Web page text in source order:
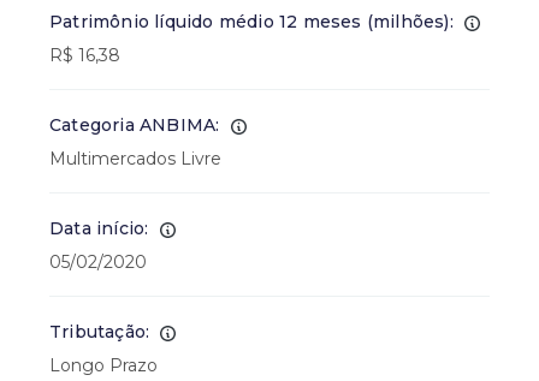
Patrimônio líquido médio 12 meses (milhões):
R$ 16,38
Categoria ANBIMA:
Multimercados Livre
Data início:
05/02/2020
Tributação:
Longo Prazo